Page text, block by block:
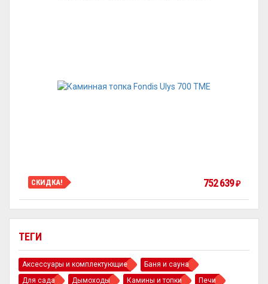
ТЕГИ
Аксессуары и комплектующие
Баня и сауна
Для сада
Дымоходы Камины и топки
Печи
СКИДКА! 752 639₽